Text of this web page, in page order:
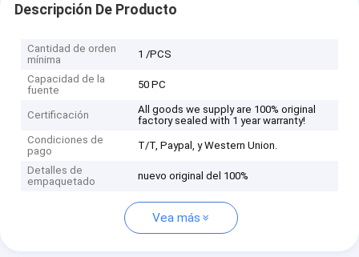
Descripción De Producto
Cantidad de orden
mínima
1 /PCS
Capacidad de la
fuente
50 PC
Certificación
All goods we supply are 100% original
factory sealed with 1 year warranty!
Condiciones de
pago
T/T, Paypal, y Western Union.
Detalles de
empaquetado
nuevo original del 100%
Vea más